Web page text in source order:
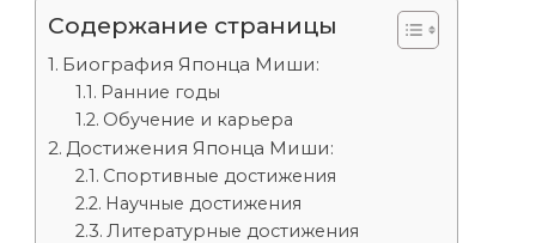
Содержание страницы
Биография Японца Миши:
Ранние годы
Обучение и карьера
Достижения Японца Миши:
Спортивные достижения
Научные достижения
Литературные достижения